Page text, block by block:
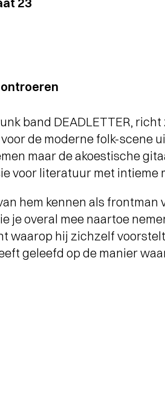
band DEADLETTER,
de moderne folk-scene
maar de akoestische
voor literatuur met intieme
hem kennen als frontman
je overal mee naartoe
waarop hij zichzelf
geleefd op de manier